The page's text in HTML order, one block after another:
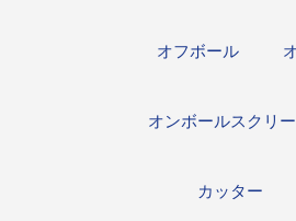
オフボール
オンボールスクリ
カッター